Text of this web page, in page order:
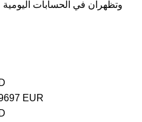
وتظهران في الحسابات اليومية
EUR